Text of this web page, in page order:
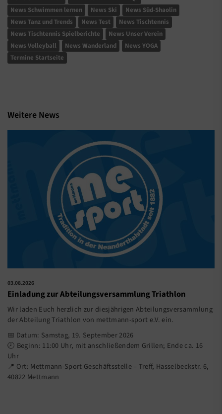
News Schwimmen lernen
News Ski
News Süd-Shaolin
News Tanz und Trends
News Test
News Tischtennis
News Tischtennis Spielberichte
News Unser Verein
News Volleyball
News Wanderland
News YOGA
Termine Startseite
Weitere News
03.08.2026
Einladung zur Abteilungsversammlung Triathlon
Wir laden Euch herzlich zur diesjährigen Abteilungsversammlung
der Abteilung Triathlon von mettmann-sport e.V. ein.
📅 Datum: Samstag, 19. September 2026
🕗 Beginn: 11:00 Uhr, mit anschließendem Grillen; Ende ca. 16
Uhr
📍 Ort: Mettmann-Sport Geschäftsstelle – Treff, Hasselbeckstr. 6,
40822 Mettmann